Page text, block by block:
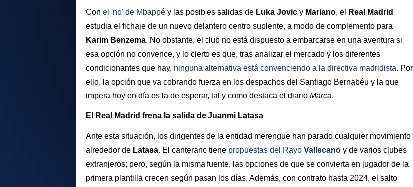
Con el 'no' de Mbappé y las posibles salidas de Luka Jovic y Mariano, el
Real Madrid
estudia el fichaje de un nuevo delantero centro suplente, a modo de complemento para
Karim Benzema. No obstante, el club no está dispuesto a embarcarse en una aventura si
esa opción no convence, y lo cierto es que, tras analizar el mercado y los diferentes
condicionantes que hay, ninguna alternativa está convenciendo a la directiva madridista. Por
ello, la opción que va cobrando fuerza en los despachos del Santiago Bernabéu y la que
impera hoy en día es la de esperar, tal y como destaca el diario Marca.
El Real Madrid frena la salida de Juanmi Latasa
Ante esta situación, los dirigentes de la entidad merengue han parado cualquier movimiento
alrededor de Latasa. El canterano tiene propuestas del Rayo Vallecano y de varios clubes
extranjeros; pero, según la misma fuente, las opciones de que se convierta en jugador de la
primera plantilla crecen según pasan los días. Además, con contrato hasta 2024, el salto